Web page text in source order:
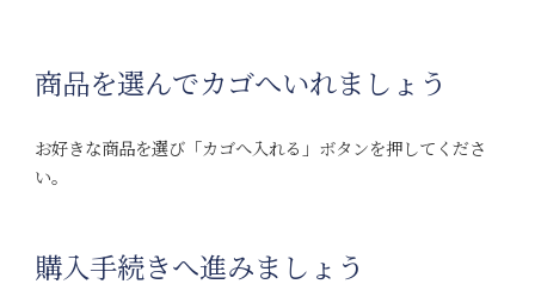
商品を選んでカゴへいれましょう
お好きな商品を選び「カゴへ入れる」ボタンを押してくださ
い。
購入手続きへ進みましょう